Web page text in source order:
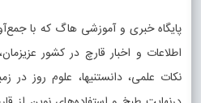
پایگاه خبری و آموزشی هاگ که با
اطلاعات و اخبار قارچ در کشور
نکات علمی، دانستنیها، علوم روز در